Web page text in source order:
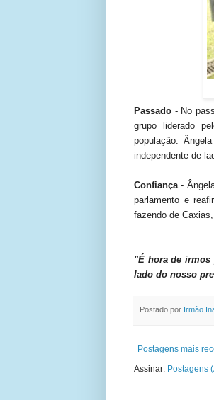
Passado - No
grupo liderado
população.
independente de
Confiança-
parlamento e
fazendo de
"É hora de irmos
lado do nosso
Postado por Irmão
Postagens mais
Assinar: Postagens